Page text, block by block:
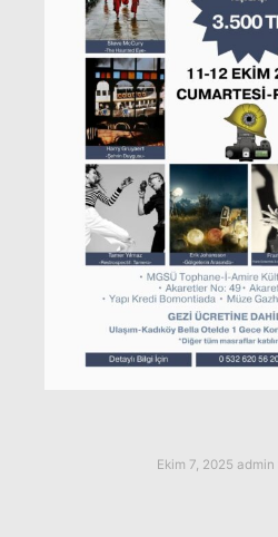
Ekim 7, 2025 admin